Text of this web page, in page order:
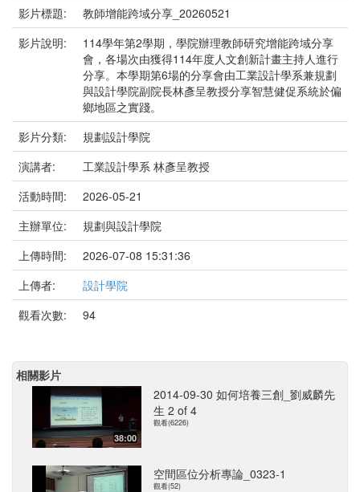
影片標題:
教師增能跨域分享_20260521
影片說明:
114學年第2學期，學院辦理教師研究增能跨域分享
會，各場次由獲得114年度人文創新計畫主持人進行
分享。本學期第6場的分享會由工業設計學系兼規劃
與設計學院副院長林彥呈教授分享智慧健促系統於偏
鄉地區之實踐。
影片分類:
規劃設計學院
演講者:
工業設計學系 林彥呈教授
活動時間:
2026-05-21
主辦單位:
規劃與設計學院
上傳時間:
2026-07-08 15:31:36
上傳者:
設計學院
觀看次數:
94
相關影片
38:00
2014-09-30 如何培養三創_劉威麟先
生 2 of 4
觀看(6226)
空間區位分析專論_0323-1
觀看(52)